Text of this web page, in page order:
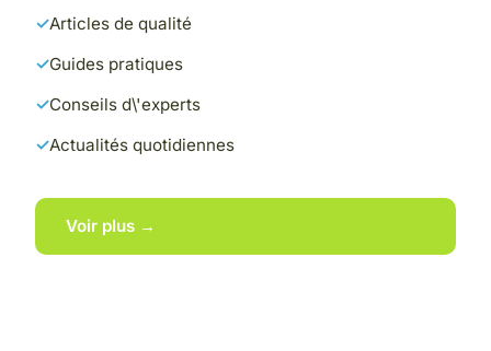
Articles de qualité
Guides pratiques
Conseils d\'experts
Actualités quotidiennes
Voir plus →